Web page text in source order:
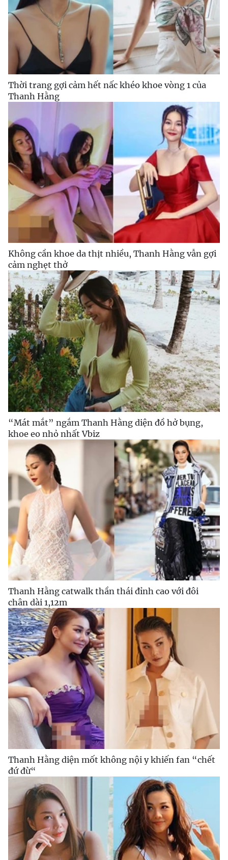
Thời trang gợi cảm hết nấc khéo khoe vòng 1 của
Thanh Hằng
Không cần khoe da thịt nhiều, Thanh Hằng vẫn gợi
cảm nghẹt thở
“Mát mắt” ngắm Thanh Hằng diện đồ hở bụng,
khoe eo nhỏ nhất Vbiz
Thanh Hằng catwalk thần thái đỉnh cao với đôi
chân dài 1,12m
Thanh Hằng diện mốt không nội y khiến fan “chết
đứ đừ“